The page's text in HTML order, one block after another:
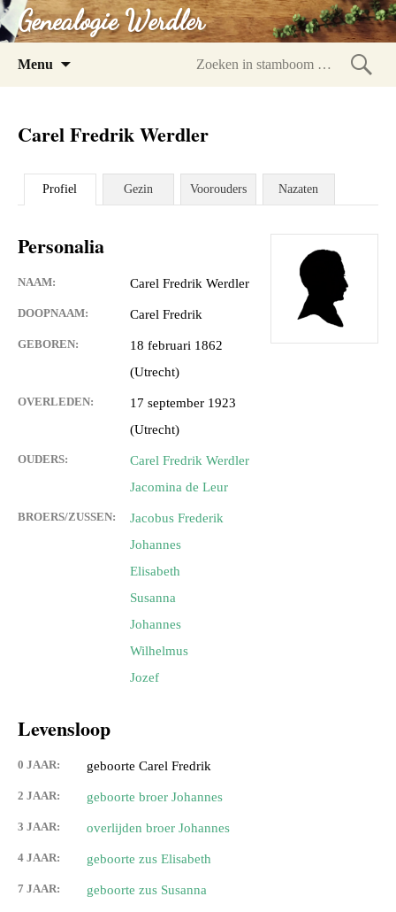
Genealogie Werdler
Menu
Carel Fredrik Werdler
Profiel Gezin Voorouders Nazaten
Personalia
NAAM: Carel Fredrik Werdler
DOOPNAAM: Carel Fredrik
GEBOREN:
18 februari 1862
(Utrecht)
OVERLEDEN:
17 september 1923
(Utrecht)
OUDERS:
Carel Fredrik Werdler
Jacomina de Leur
BROERS/ZUSSEN:
Jacobus Frederik
Johannes
Elisabeth
Susanna
Johannes
Wilhelmus
Jozef
Levensloop
0 JAAR: geboorte Carel Fredrik
2 JAAR: geboorte broer Johannes
3 JAAR: overlijden broer Johannes
4 JAAR: geboorte zus Elisabeth
7 JAAR: geboorte zus Susanna